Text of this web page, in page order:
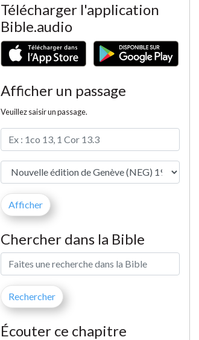
Télécharger l'application
Bible.audio
Afficher un passage
Veuillez saisir un passage.
Chercher dans la Bible
Écouter ce chapitre